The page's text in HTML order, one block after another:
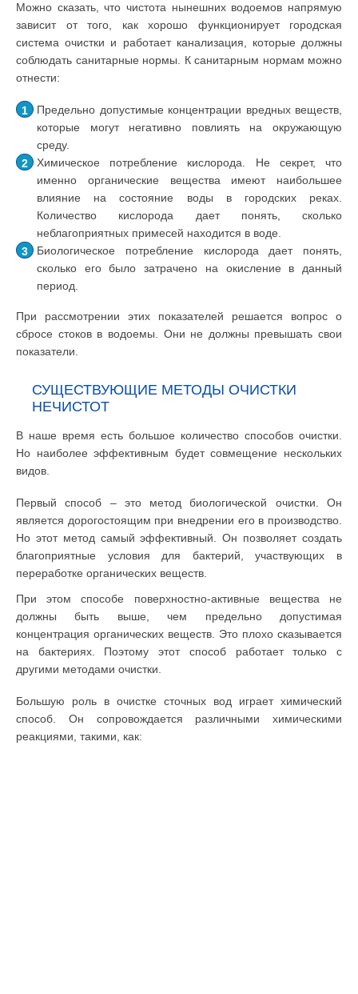
Можно сказать, что чистота нынешних водоемов напрямую
зависит от того, как хорошо функционирует городская
система очистки и работает канализация, которые должны
соблюдать санитарные нормы. К санитарным нормам можно
отнести:
Предельно допустимые концентрации вредных веществ,
которые могут негативно повлиять на окружающую
среду.
Химическое потребление кислорода. Не секрет, что
именно органические вещества имеют наибольшее
влияние на состояние воды в городских реках.
Количество кислорода дает понять, сколько
неблагоприятных примесей находится в воде.
Биологическое потребление кислорода дает понять,
сколько его было затрачено на окисление в данный
период.
При рассмотрении этих показателей решается вопрос о
сбросе стоков в водоемы. Они не должны превышать свои
показатели.
СУЩЕСТВУЮЩИЕ МЕТОДЫ ОЧИСТКИ
НЕЧИСТОТ
В наше время есть большое количество способов очистки.
Но наиболее эффективным будет совмещение нескольких
видов.
Первый способ – это метод биологической очистки. Он
является дорогостоящим при внедрении его в производство.
Но этот метод самый эффективный. Он позволяет создать
благоприятные условия для бактерий, участвующих в
переработке органических веществ.
При этом способе поверхностно-активные вещества не
должны быть выше, чем предельно допустимая
концентрация органических веществ. Это плохо сказывается
на бактериях. Поэтому этот способ работает только с
другими методами очистки.
Большую роль в очистке сточных вод играет химический
способ. Он сопровождается различными химическими
реакциями, такими, как: